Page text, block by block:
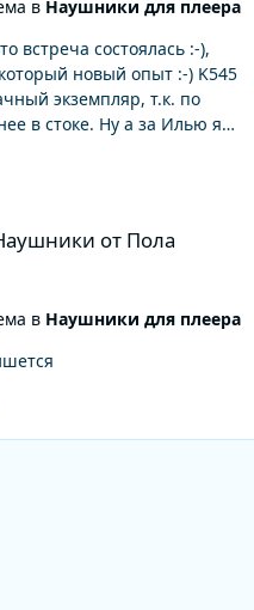
в Наушники для плеера
новый опыт :-) K545
экземпляр, т.к. по
в стоке. Ну а за Илью я
от Пола
в Наушники для плеера